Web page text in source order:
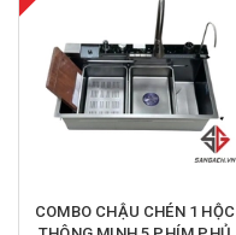
COMBO CHẬU CHÉN 1 HỘC